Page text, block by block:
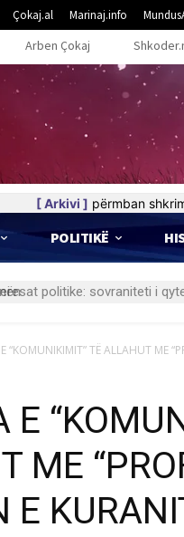
Çokaj.al Marinaj.info
Arben Çokaj
[ Arkivi ] përmban
POLITIKË
“KOMUNIKIMIT” TË ALLAHUT ME
E
ME
E